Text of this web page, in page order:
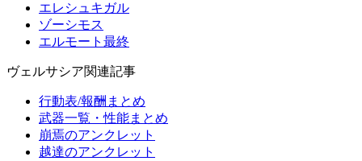
エレシュキガル
ゾーシモス
エルモート最終
ヴェルサシア関連記事
行動表/報酬まとめ
武器一覧・性能まとめ
崩焉のアンクレット
越達のアンクレット